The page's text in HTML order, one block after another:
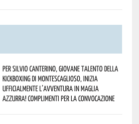
Per Silvio Canterino, giovane talento della
kickboxing di Montescaglioso, inizia
ufficialmente l’avventura in maglia
azzurra! Complimenti per la convocazione